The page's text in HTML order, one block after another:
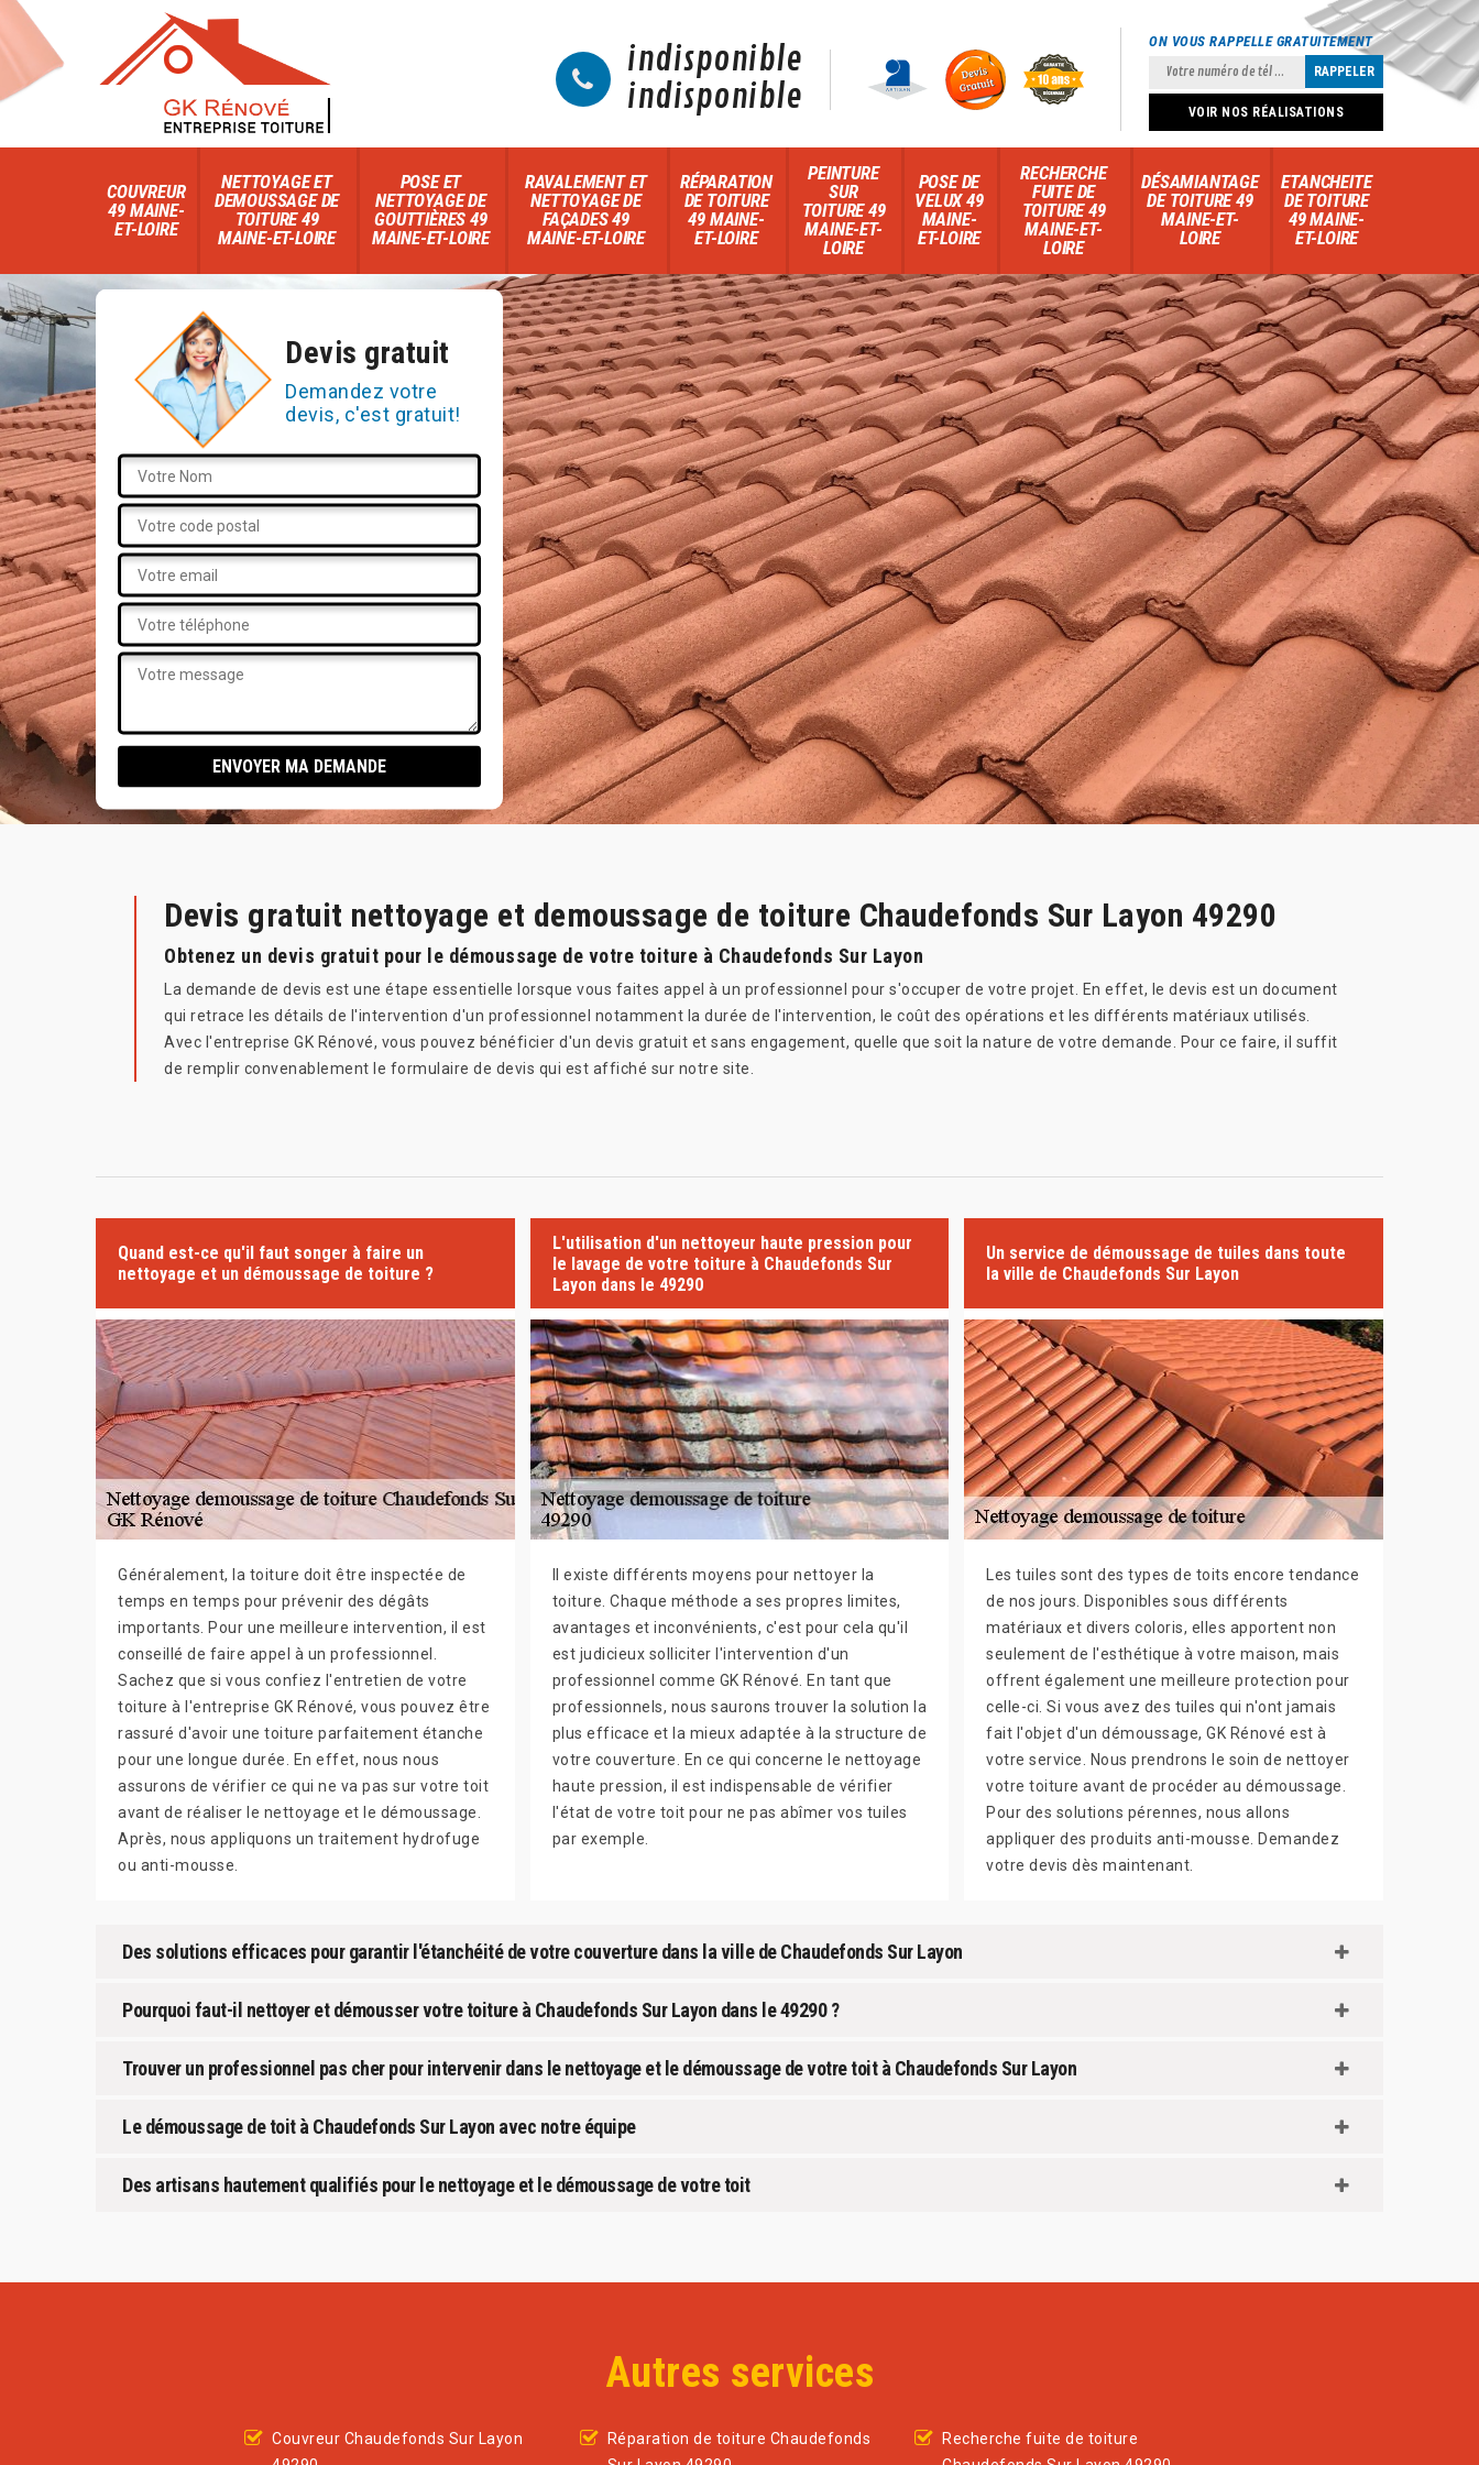
indisponible
indisponible
ON VOUS RAPPELLE GRATUITEMENT
VOIR NOS RÉALISATIONS
COUVREUR
49 MAINE-
ET-LOIRE
NETTOYAGE ET
DEMOUSSAGE DE
TOITURE 49
MAINE-ET-LOIRE
POSE ET
NETTOYAGE DE
GOUTTIÈRES 49
MAINE-ET-LOIRE
RAVALEMENT ET
NETTOYAGE DE
FAÇADES 49
MAINE-ET-LOIRE
RÉPARATION
DE TOITURE
49 MAINE-
ET-LOIRE
PEINTURE
SUR
TOITURE 49
MAINE-ET-
LOIRE
POSE DE
VELUX 49
MAINE-
ET-LOIRE
RECHERCHE
FUITE DE
TOITURE 49
MAINE-ET-
LOIRE
DÉSAMIANTAGE
DE TOITURE 49
MAINE-ET-
LOIRE
ETANCHEITE
DE TOITURE
49 MAINE-
ET-LOIRE
Devis gratuit
Demandez votre
devis, c'est gratuit!
Devis gratuit nettoyage et demoussage de toiture Chaudefonds Sur Layon 49290
Obtenez un devis gratuit pour le démoussage de votre toiture à Chaudefonds Sur Layon
La demande de devis est une étape essentielle lorsque vous faites appel à un professionnel pour s'occuper de votre projet. En effet, le devis est un document
qui retrace les détails de l'intervention d'un professionnel notamment la durée de l'intervention, le coût des opérations et les différents matériaux utilisés.
Avec l'entreprise GK Rénové, vous pouvez bénéficier d'un devis gratuit et sans engagement, quelle que soit la nature de votre demande. Pour ce faire, il suffit
de remplir convenablement le formulaire de devis qui est affiché sur notre site.
Quand est-ce qu'il faut songer à faire un
nettoyage et un démoussage de toiture ?
Généralement, la toiture doit être inspectée de
temps en temps pour prévenir des dégâts
importants. Pour une meilleure intervention, il est
conseillé de faire appel à un professionnel.
Sachez que si vous confiez l'entretien de votre
toiture à l'entreprise GK Rénové, vous pouvez être
rassuré d'avoir une toiture parfaitement étanche
pour une longue durée. En effet, nous nous
assurons de vérifier ce qui ne va pas sur votre toit
avant de réaliser le nettoyage et le démoussage.
Après, nous appliquons un traitement hydrofuge
ou anti-mousse.
L'utilisation d'un nettoyeur haute pression pour
le lavage de votre toiture à Chaudefonds Sur
Layon dans le 49290
Il existe différents moyens pour nettoyer la
toiture. Chaque méthode a ses propres limites,
avantages et inconvénients, c'est pour cela qu'il
est judicieux solliciter l'intervention d'un
professionnel comme GK Rénové. En tant que
professionnels, nous saurons trouver la solution la
plus efficace et la mieux adaptée à la structure de
votre couverture. En ce qui concerne le nettoyage
haute pression, il est indispensable de vérifier
l'état de votre toit pour ne pas abîmer vos tuiles
par exemple.
Un service de démoussage de tuiles dans toute
la ville de Chaudefonds Sur Layon
Les tuiles sont des types de toits encore tendance
de nos jours. Disponibles sous différents
matériaux et divers coloris, elles apportent non
seulement de l'esthétique à votre maison, mais
offrent également une meilleure protection pour
celle-ci. Si vous avez des tuiles qui n'ont jamais
fait l'objet d'un démoussage, GK Rénové est à
votre service. Nous prendrons le soin de nettoyer
votre toiture avant de procéder au démoussage.
Pour des solutions pérennes, nous allons
appliquer des produits anti-mousse. Demandez
votre devis dès maintenant.
Des solutions efficaces pour garantir l'étanchéité de votre couverture dans la ville de Chaudefonds Sur Layon
Pourquoi faut-il nettoyer et démousser votre toiture à Chaudefonds Sur Layon dans le 49290 ?
Trouver un professionnel pas cher pour intervenir dans le nettoyage et le démoussage de votre toit à Chaudefonds Sur Layon
Le démoussage de toit à Chaudefonds Sur Layon avec notre équipe
Des artisans hautement qualifiés pour le nettoyage et le démoussage de votre toit
Autres services
Couvreur Chaudefonds Sur Layon
Réparation de toiture Chaudefonds
Recherche fuite de toiture